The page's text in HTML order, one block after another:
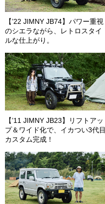
【’22 JIMNY JB74】パワー重視
のシエラながら、レトロスタイ
ルな仕上がり。
【’11 JIMNY JB23】リフトアッ
プ＆ワイド化で、イカつい3代目
カスタム完成！